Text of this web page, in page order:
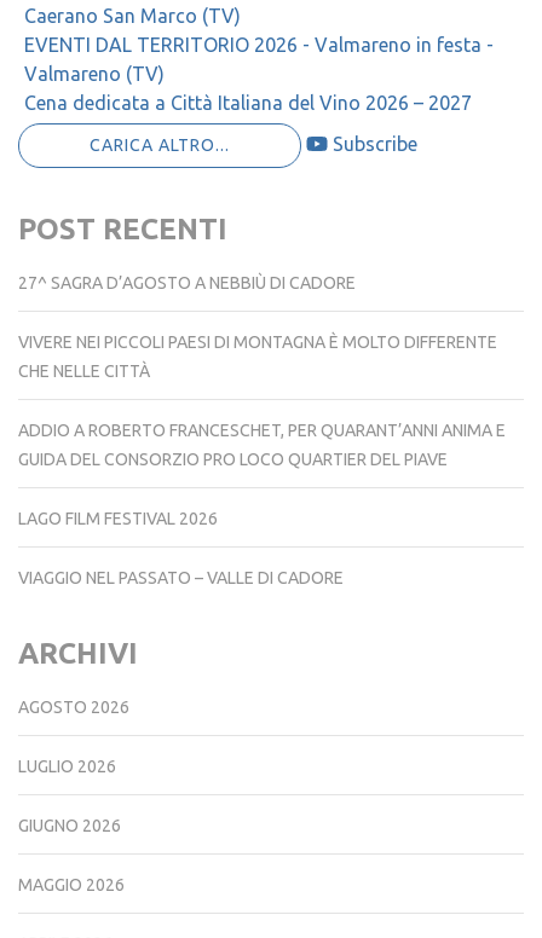
Caerano San Marco (TV)
EVENTI DAL TERRITORIO 2026 - Valmareno in festa -
Valmareno (TV)
Cena dedicata a Città Italiana del Vino 2026 – 2027
CARICA ALTRO... Subscribe
POST RECENTI
27^ SAGRA D’AGOSTO A NEBBIÙ DI CADORE
VIVERE NEI PICCOLI PAESI DI MONTAGNA È MOLTO DIFFERENTE
CHE NELLE CITTÀ
ADDIO A ROBERTO FRANCESCHET, PER QUARANT’ANNI ANIMA E
GUIDA DEL CONSORZIO PRO LOCO QUARTIER DEL PIAVE
LAGO FILM FESTIVAL 2026
VIAGGIO NEL PASSATO – VALLE DI CADORE
ARCHIVI
AGOSTO 2026
LUGLIO 2026
GIUGNO 2026
MAGGIO 2026